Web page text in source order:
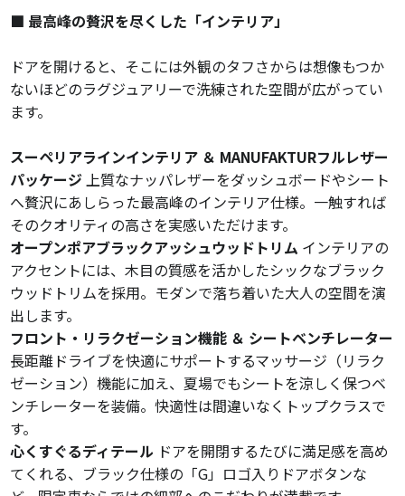
■ 最高峰の贅沢を尽くした「インテリア」
ドアを開けると、そこには外観のタフさからは想像もつか
ないほどのラグジュアリーで洗練された空間が広がってい
ます。
スーペリアラインインテリア ＆ MANUFAKTURフルレザー
パッケージ 上質なナッパレザーをダッシュボードやシート
へ贅沢にあしらった最高峰のインテリア仕様。一触すれば
そのクオリティの高さを実感いただけます。
オープンポアブラックアッシュウッドトリム インテリアの
アクセントには、木目の質感を活かしたシックなブラック
ウッドトリムを採用。モダンで落ち着いた大人の空間を演
出します。
フロント・リラクゼーション機能 ＆ シートベンチレーター
長距離ドライブを快適にサポートするマッサージ（リラク
ゼーション）機能に加え、夏場でもシートを涼しく保つベ
ンチレーターを装備。快適性は間違いなくトップクラスで
す。
心くすぐるディテール ドアを開閉するたびに満足感を高め
てくれる、ブラック仕様の「G」ロゴ入りドアボタンな